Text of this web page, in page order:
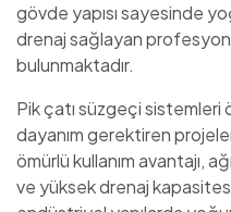
gövde yapısı sayesinde
drenaj sağlayan
bulunmaktadır.
Pik çatı süzgeçi sistemleri
dayanım gerektiren
ömürlü kullanım avantajı,
ve yüksek drenaj